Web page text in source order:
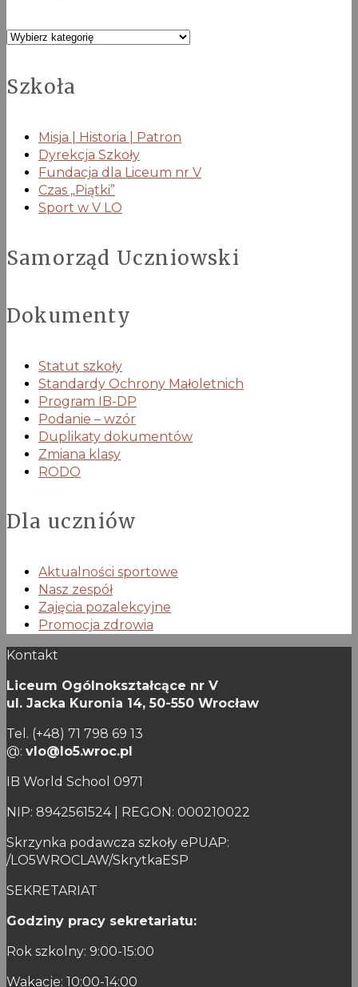
Kategorie
Szkoła
Misja | Historia | Patron
Dyrekcja Szkoły
Fundacja dla Liceum nr V
Czas „Piątki”
Sport w V LO
Samorząd Uczniowski
Dokumenty
Statut szkoły
Standardy Ochrony Małoletnich
Program IB-DP
Podanie – wzór
Duplikaty dokumentów
Zmiana klasy
RODO
Dla uczniów
Aktualności sportowe
Nasz zespół
Zajęcia pozalekcyjne
Promocja zdrowia
Kontakt
Liceum Ogólnokształcące nr V
ul. Jacka Kuronia 14, 50-550 Wrocław
Tel. (+48) 71 798 69 13
@: vlo@lo5.wroc.pl
IB World School 0971
NIP: 8942561524 | REGON: 000210022
Skrzynka podawcza szkoły ePUAP:
/LO5WROCLAW/SkrytkaESP
SEKRETARIAT
Godziny pracy sekretariatu:
Rok szkolny: 9:00-15:00
Wakacje: 10:00-14:00